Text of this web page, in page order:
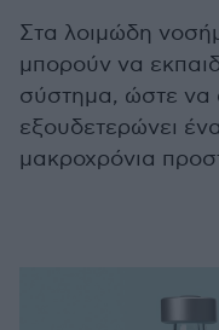
Στα λοιμώδη
μπορούν να
σύστημα, ώστε να
εξουδετερώνει
μακροχρόνια